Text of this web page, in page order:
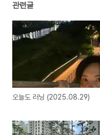
관련글
오늘도 러닝 (2025.08.29)